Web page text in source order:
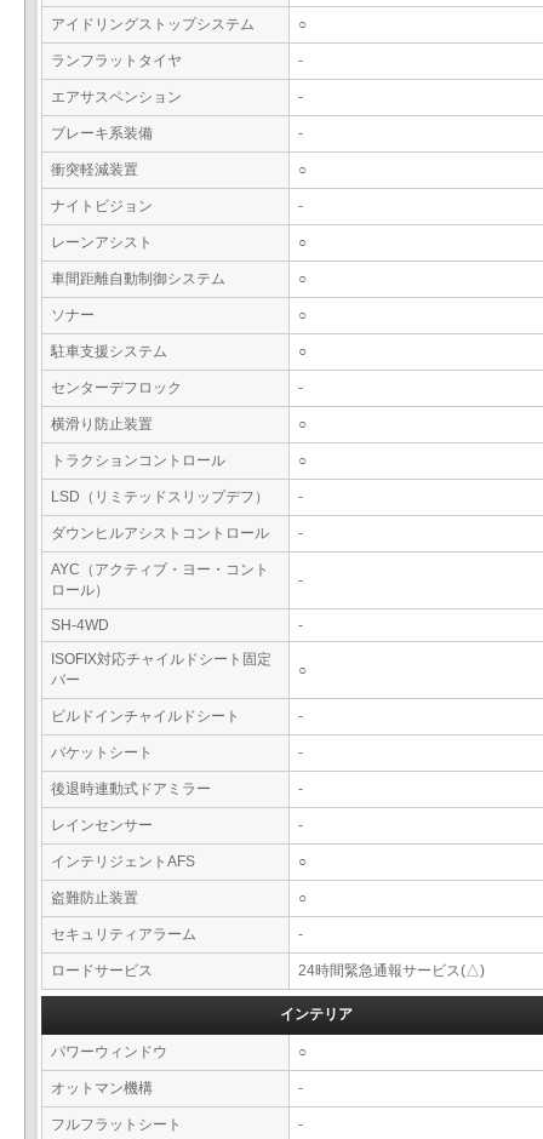
アイドリングストップシステム ○
ランフラットタイヤ -
エアサスペンション -
ブレーキ系装備 -
衝突軽減装置 ○
ナイトビジョン -
レーンアシスト ○
車間距離自動制御システム ○
ソナー ○
駐車支援システム ○
センターデフロック -
横滑り防止装置 ○
トラクションコントロール ○
LSD（リミテッドスリップデフ） -
ダウンヒルアシストコントロール -
AYC（アクティブ・ヨー・コント
ロール）
-
SH-4WD
-
ISOFIX対応チャイルドシート固定
バー
○
ビルドインチャイルドシート -
バケットシート -
後退時連動式ドアミラー -
レインセンサー -
インテリジェントAFS ○
盗難防止装置 ○
セキュリティアラーム -
ロードサービス 24時間緊急通報サービス(△)
インテリア
パワーウィンドウ ○
オットマン機構 -
フルフラットシート -